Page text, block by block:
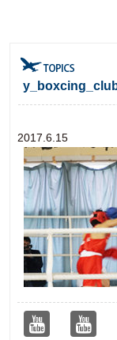
2017.6.15